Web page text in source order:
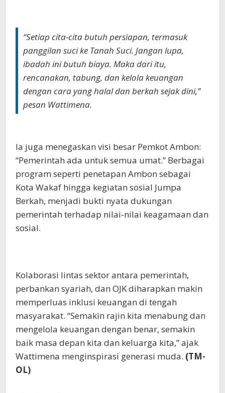
“Setiap cita-cita butuh persiapan, termasuk
panggilan suci ke Tanah Suci. Jangan lupa,
ibadah ini butuh biaya. Maka dari itu,
rencanakan, tabung, dan kelola keuangan
dengan cara yang halal dan berkah sejak dini,”
pesan Wattimena.
Ia juga menegaskan visi besar Pemkot Ambon:
“Pemerintah ada untuk semua umat.” Berbagai
program seperti penetapan Ambon sebagai
Kota Wakaf hingga kegiatan sosial Jumpa
Berkah, menjadi bukti nyata dukungan
pemerintah terhadap nilai-nilai keagamaan dan
sosial.
Kolaborasi lintas sektor antara pemerintah,
perbankan syariah, dan OJK diharapkan makin
memperluas inklusi keuangan di tengah
masyarakat. “Semakin rajin kita menabung dan
mengelola keuangan dengan benar, semakin
baik masa depan kita dan keluarga kita,” ajak
Wattimena menginspirasi generasi muda. (TM-
OL)